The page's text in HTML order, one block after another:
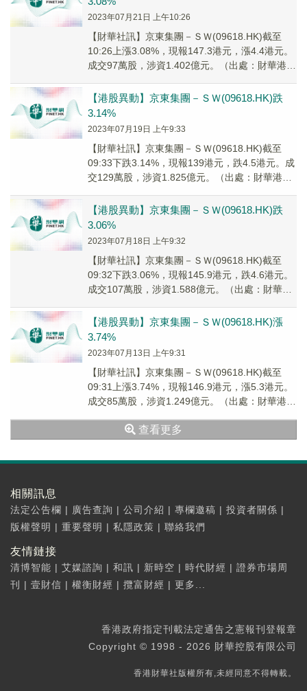
2023年07月21日 上午10:26
【財華社訊】京東集團－ＳＷ(09618.HK)截至
10:26上漲3.08%，現報147.3港元，漲4.4港元。
成交97萬股，涉資1.402億元。（出處：財華港股
【港股異動】京東集團－ＳＷ(09618.HK)跌
3.14%
2023年07月19日 上午9:33
【財華社訊】京東集團－ＳＷ(09618.HK)截至
09:33下跌3.14%，現報139港元，跌4.5港元。成
交129萬股，涉資1.825億元。（出處：財華港股
【港股異動】京東集團－ＳＷ(09618.HK)跌
3.06%
2023年07月18日 上午9:32
【財華社訊】京東集團－ＳＷ(09618.HK)截至
09:32下跌3.06%，現報145.9港元，跌4.6港元。
成交107萬股，涉資1.588億元。（出處：財華港
【港股異動】京東集團－ＳＷ(09618.HK)漲
3.74%
2023年07月13日 上午9:31
【財華社訊】京東集團－ＳＷ(09618.HK)截至
09:31上漲3.74%，現報146.9港元，漲5.3港元。
成交85萬股，涉資1.249億元。（出處：財華港股
查看更多
相關訊息
法定公告欄 | 廣告查詢 | 公司介紹 | 專欄邀稿 | 投資者關係 |
版權聲明 | 重要聲明 | 私隱政策 | 聯絡我們
友情鏈接
清博智能 | 艾媒諮詢 | 和訊 | 新時空 | 時代財經 | 證券市場周
刊
| 壹財信 | 權衡財經 | 攬富財經 | 更多...
香港政府指定刊載法定通告之憲報刊登報章
Copyright © 1998 - 2026 財華控股有限公司
香港財華社版權所有,未經同意不得轉載。